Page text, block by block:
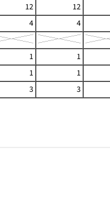
12 12
4 4
1 1
1 1
3 3